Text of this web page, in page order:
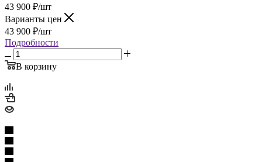
43 900 ₽/шт
Варианты цен
43 900 ₽/шт
Подробности
В корзину